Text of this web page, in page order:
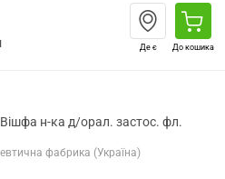
Де є До кошика
н-ка д/орал. застос. фл.
фабрика (Україна)